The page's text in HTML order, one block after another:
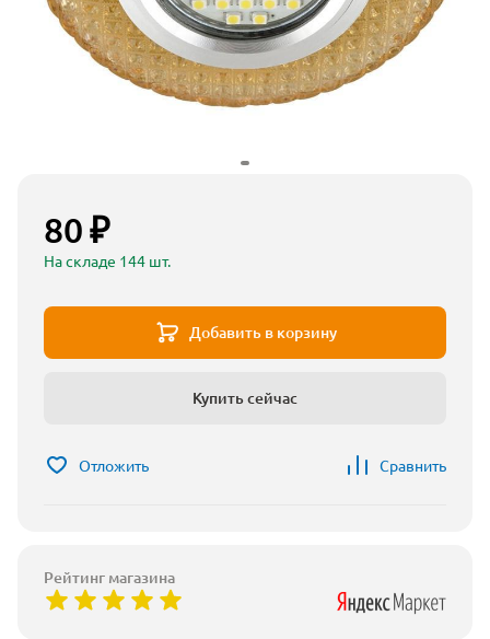
80 ₽
На складе 144 шт.
Добавить в корзину
Купить сейчас
Отложить Сравнить
Рейтинг магазина